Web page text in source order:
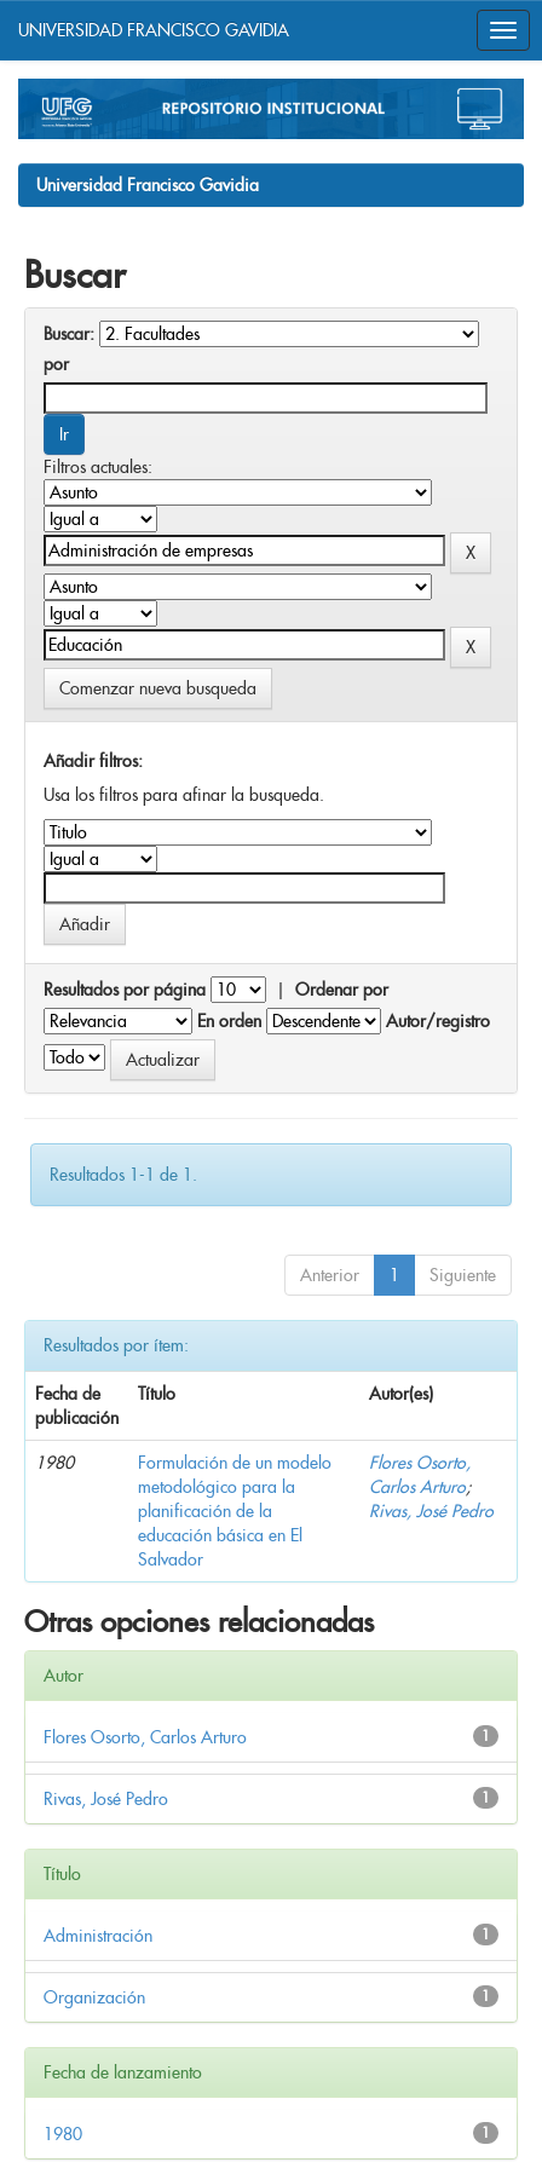
navigation
UNIVERSIDAD FRANCISCO GAVIDIA
Universidad Francisco Gavidia
Buscar
Buscar:
por
Filtros actuales:
Comenzar nueva busqueda
Añadir filtros:
Usa los filtros para afinar la busqueda.
Resultados por página | Ordenar por
En orden
Autor/registro
Resultados 1-1 de 1.
Anterior 1 Siguiente
Resultados por ítem:
Fecha de
publicación
Título Autor(es)
1980
Formulación de un modelo
metodológico para la
planificación de la
educación básica en El
Salvador
Flores Osorto,
Carlos Arturo;
Rivas, José Pedro
Otras opciones relacionadas
Autor
1
Flores Osorto, Carlos Arturo
1
Rivas, José Pedro
Título
1
Administración
1
Organización
Fecha de lanzamiento
1
1980